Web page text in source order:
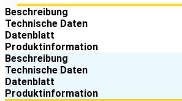
W38/30
für
Trapezprofile,
EPDM-
Alu,
lackiert
nach
RAL
7016,
Beschreibung
Technische Daten
Datenblatt
Produktinformation
Beschreibung
Technische Daten
Datenblatt
Produktinformation